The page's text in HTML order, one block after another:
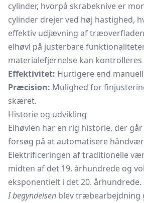
cylinder, hvorpå skrabeknive er
cylinder drejer ved høj hastighed,
effektiv udjævning af
elhøvl på justerbare
materialefjernelse kan
Effektivitet: Hurtigere end
Præcision: Mulighed for
skæret.
Historie og udvikling
Elhøvlen har en rig historie, der
forsøg på at automatisere
Elektrificeringen af traditionelle
midten af det 19. århundrede og
eksponentielt i det 20. århundrede.
I begyndelsen blev træbearbejdning